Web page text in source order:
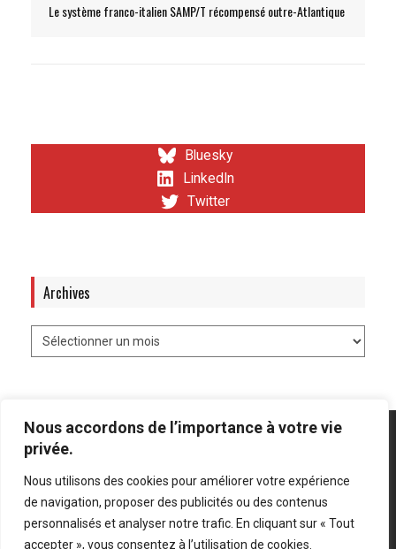
Nous accordons de l’importance à votre vie
privée.
Nous utilisons des cookies pour améliorer votre expérience
de navigation, proposer des publicités ou des contenus
personnalisés et analyser notre trafic. En cliquant sur « Tout
accepter », vous consentez à l’utilisation de cookies.
Le système franco-italien SAMP/T récompensé outre-Atlantique
Bluesky
LinkedIn
Twitter
Archives
Mentions légales Politique de confidentialité
Bluesky
LinkedIn
Twitter